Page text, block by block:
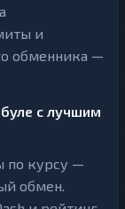
и
обменника —
с лучшим
по курсу —
обмен.